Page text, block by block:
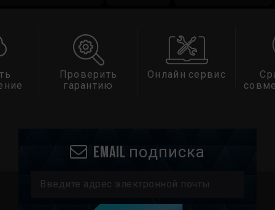
Проверить
гарантию
Онлайн сервис
Email подписка